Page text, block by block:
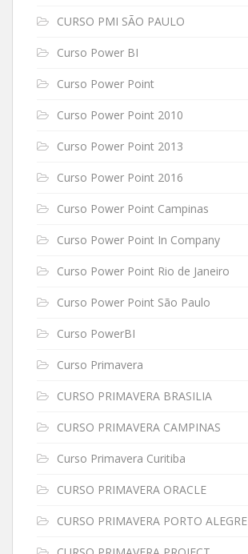
CURSO PMI SÃO PAULO
Curso Power BI
Curso Power Point
Curso Power Point 2010
Curso Power Point 2013
Curso Power Point 2016
Curso Power Point Campinas
Curso Power Point In Company
Curso Power Point Rio de Janeiro
Curso Power Point São Paulo
Curso PowerBI
Curso Primavera
CURSO PRIMAVERA BRASILIA
CURSO PRIMAVERA CAMPINAS
Curso Primavera Curitiba
CURSO PRIMAVERA ORACLE
CURSO PRIMAVERA PORTO ALEGRE